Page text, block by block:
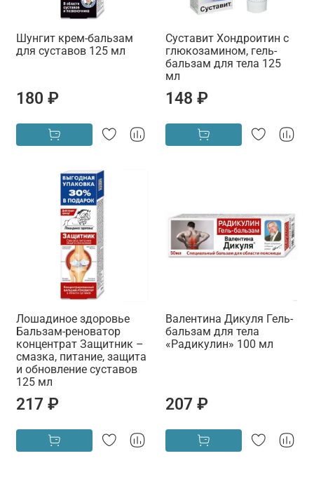
Шунгит крем-бальзам
для суставов 125 мл
180 ₽
Суставит Хондроитин с
глюкозамином, гель-
бальзам для тела 125
мл
148 ₽
Лошадиное здоровье
Бальзам-реноватор
концентрат Защитник –
смазка, питание, защита
и обновление суставов
125 мл
217 ₽
Валентина Дикуля Гель-
бальзам для тела
«Радикулин» 100 мл
207 ₽